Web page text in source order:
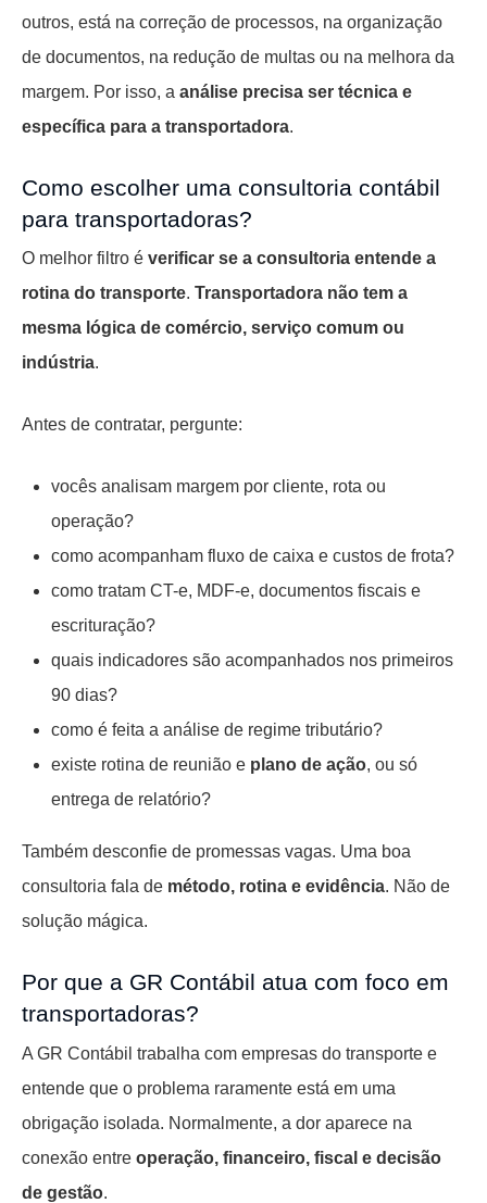
outros, está na correção de processos, na organização
de documentos, na redução de multas ou na melhora da
margem. Por isso, a análise precisa ser técnica e
específica para a transportadora.
Como escolher uma consultoria contábil
para transportadoras?
O melhor filtro é verificar se a consultoria entende a
rotina do transporte. Transportadora não tem a
mesma lógica de comércio, serviço comum ou
indústria.
Antes de contratar, pergunte:
vocês analisam margem por cliente, rota ou
operação?
como acompanham fluxo de caixa e custos de frota?
como tratam CT-e, MDF-e, documentos fiscais e
escrituração?
quais indicadores são acompanhados nos primeiros
90 dias?
como é feita a análise de regime tributário?
existe rotina de reunião e plano de ação, ou só
entrega de relatório?
Também desconfie de promessas vagas. Uma boa
consultoria fala de método, rotina e evidência. Não de
solução mágica.
Por que a GR Contábil atua com foco em
transportadoras?
A GR Contábil trabalha com empresas do transporte e
entende que o problema raramente está em uma
obrigação isolada. Normalmente, a dor aparece na
conexão entre operação, financeiro, fiscal e decisão
de gestão.